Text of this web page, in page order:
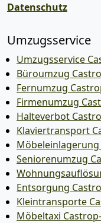
Datenschutz
Umzugsservice
Umzugsservice
Büroumzug
Fernumzug
Firmenumzug
Halteverbot
Klaviertransport
Möbeleinlagerung
Seniorenumzug
Entsorgung
Kleintransporte
Möbeltaxi